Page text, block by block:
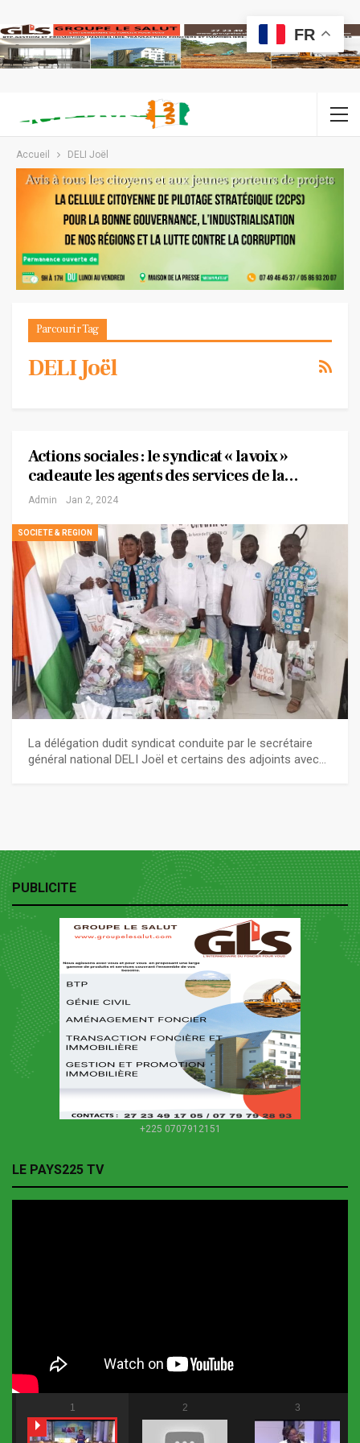
Accueil DELI Joël
Parcourir Tag
DELI Joël
Actions sociales : le syndicat « la voix »
cadeaute les agents des services de la…
Admin Jan 2, 2024
SOCIETE & REGION
La délégation dudit syndicat conduite par le secrétaire
général national DELI Joël et certains des adjoints avec…
PUBLICITE
+225 0707912151
LE PAYS225 TV
1 2 3
FR